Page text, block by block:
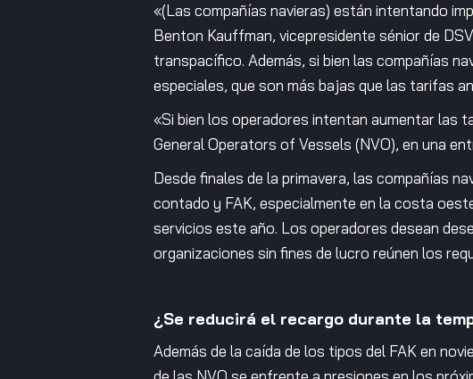
«(Las compañías navieras) están intentando
Benton Kauffman, vicepresidente sénior de
transpacífico. Además, si bien las compañías
especiales, que son más bajas que las tarifas
«Si bien los operadores intentan aumentar las
General Operators of Vessels (NVO), en una
Desde finales de la primavera, las compañías
contado y FAK, especialmente en la costa
servicios este año. Los operadores desean
organizaciones sin fines de lucro reúnen los
¿Se reducirá el recargo durante la
Además de la caída de los tipos del FAK en